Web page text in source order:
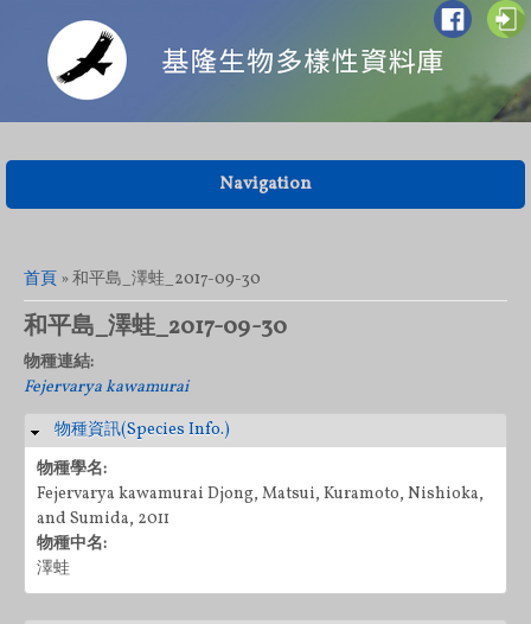
Navigation
您在這裡
首頁 » 和平島_澤蛙_2017-09-30
和平島_澤蛙_2017-09-30
物種連結:
Fejervarya kawamurai
隱藏
物種資訊(Species Info.)
物種學名:
Fejervarya kawamurai Djong, Matsui, Kuramoto, Nishioka,
and Sumida, 2011
物種中名:
澤蛙